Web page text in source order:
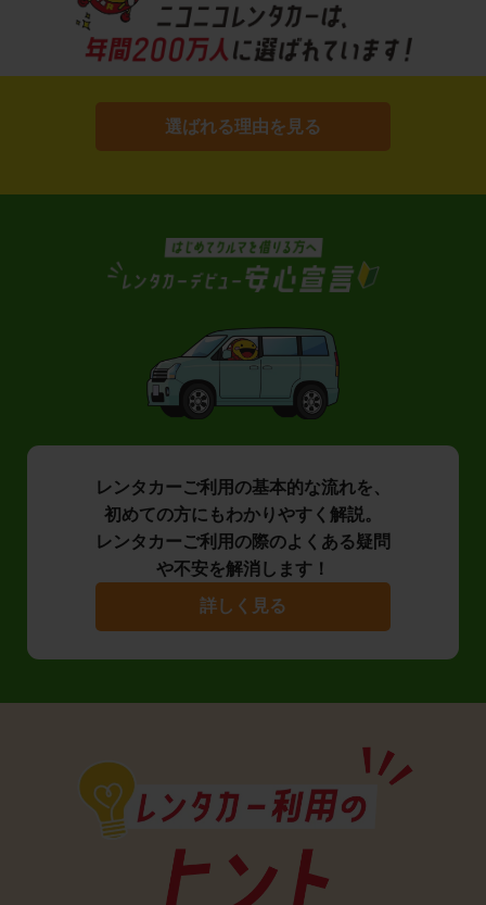
選ばれる理由を見る
レンタカーご利用の基本的な流れを、
初めての方にもわかりやすく解説。
レンタカーご利用の際のよくある疑問
や不安を解消します！
詳しく見る